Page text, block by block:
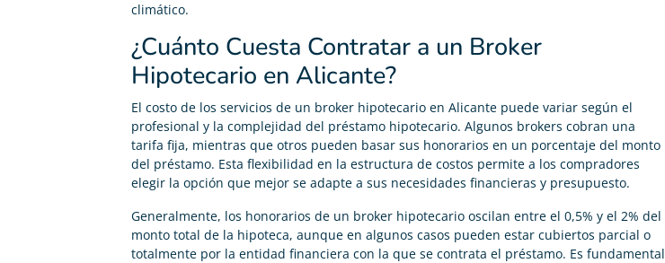
climático.
¿Cuánto Cuesta Contratar a un Broker
Hipotecario en Alicante?
El costo de los servicios de un broker hipotecario en Alicante puede variar según el
profesional y la complejidad del préstamo hipotecario. Algunos brokers cobran una
tarifa fija, mientras que otros pueden basar sus honorarios en un porcentaje del monto
del préstamo. Esta flexibilidad en la estructura de costos permite a los compradores
elegir la opción que mejor se adapte a sus necesidades financieras y presupuesto.
Generalmente, los honorarios de un broker hipotecario oscilan entre el 0,5% y el 2% del
monto total de la hipoteca, aunque en algunos casos pueden estar cubiertos parcial o
totalmente por la entidad financiera con la que se contrata el préstamo. Es fundamental